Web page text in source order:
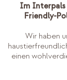
Im Interpals
Friendly-
Wir haben
einen